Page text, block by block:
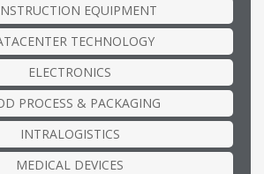
EQUIPMENT
TECHNOLOGY
ELECTRONICS
PROCESS & PACKAGING
INTRALOGISTICS
MEDICAL DEVICES